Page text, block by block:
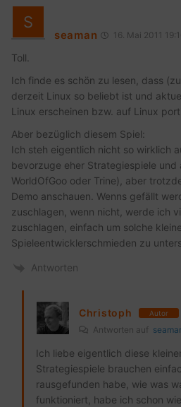
seaman 16. Mai 2011
Toll.
Ich finde es schön zu lesen, dass
derzeit Linux so beliebt ist und
Linux erscheinen bzw. auf Linux
Aber bezüglich diesem Spiel:
Ich steh eigentlich nicht so wirklich
bevorzuge eher Strategiespiele und
WorldOfGoo oder Trine), aber
Demo anschauen. Wenns gefällt
zuschlagen, wenn nicht, werde ich
zuschlagen, einfach um solche
Spieleentwicklerschmieden zu
Antworten
Christoph Autor
Antworten auf
Ich liebe eigentlich diese
Strategiespiele brauchen
rausgefunden habe, wie was
funktioniert, habe ich schon